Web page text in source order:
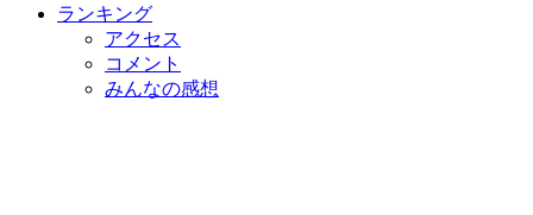
ランキング
アクセス
コメント
みんなの感想